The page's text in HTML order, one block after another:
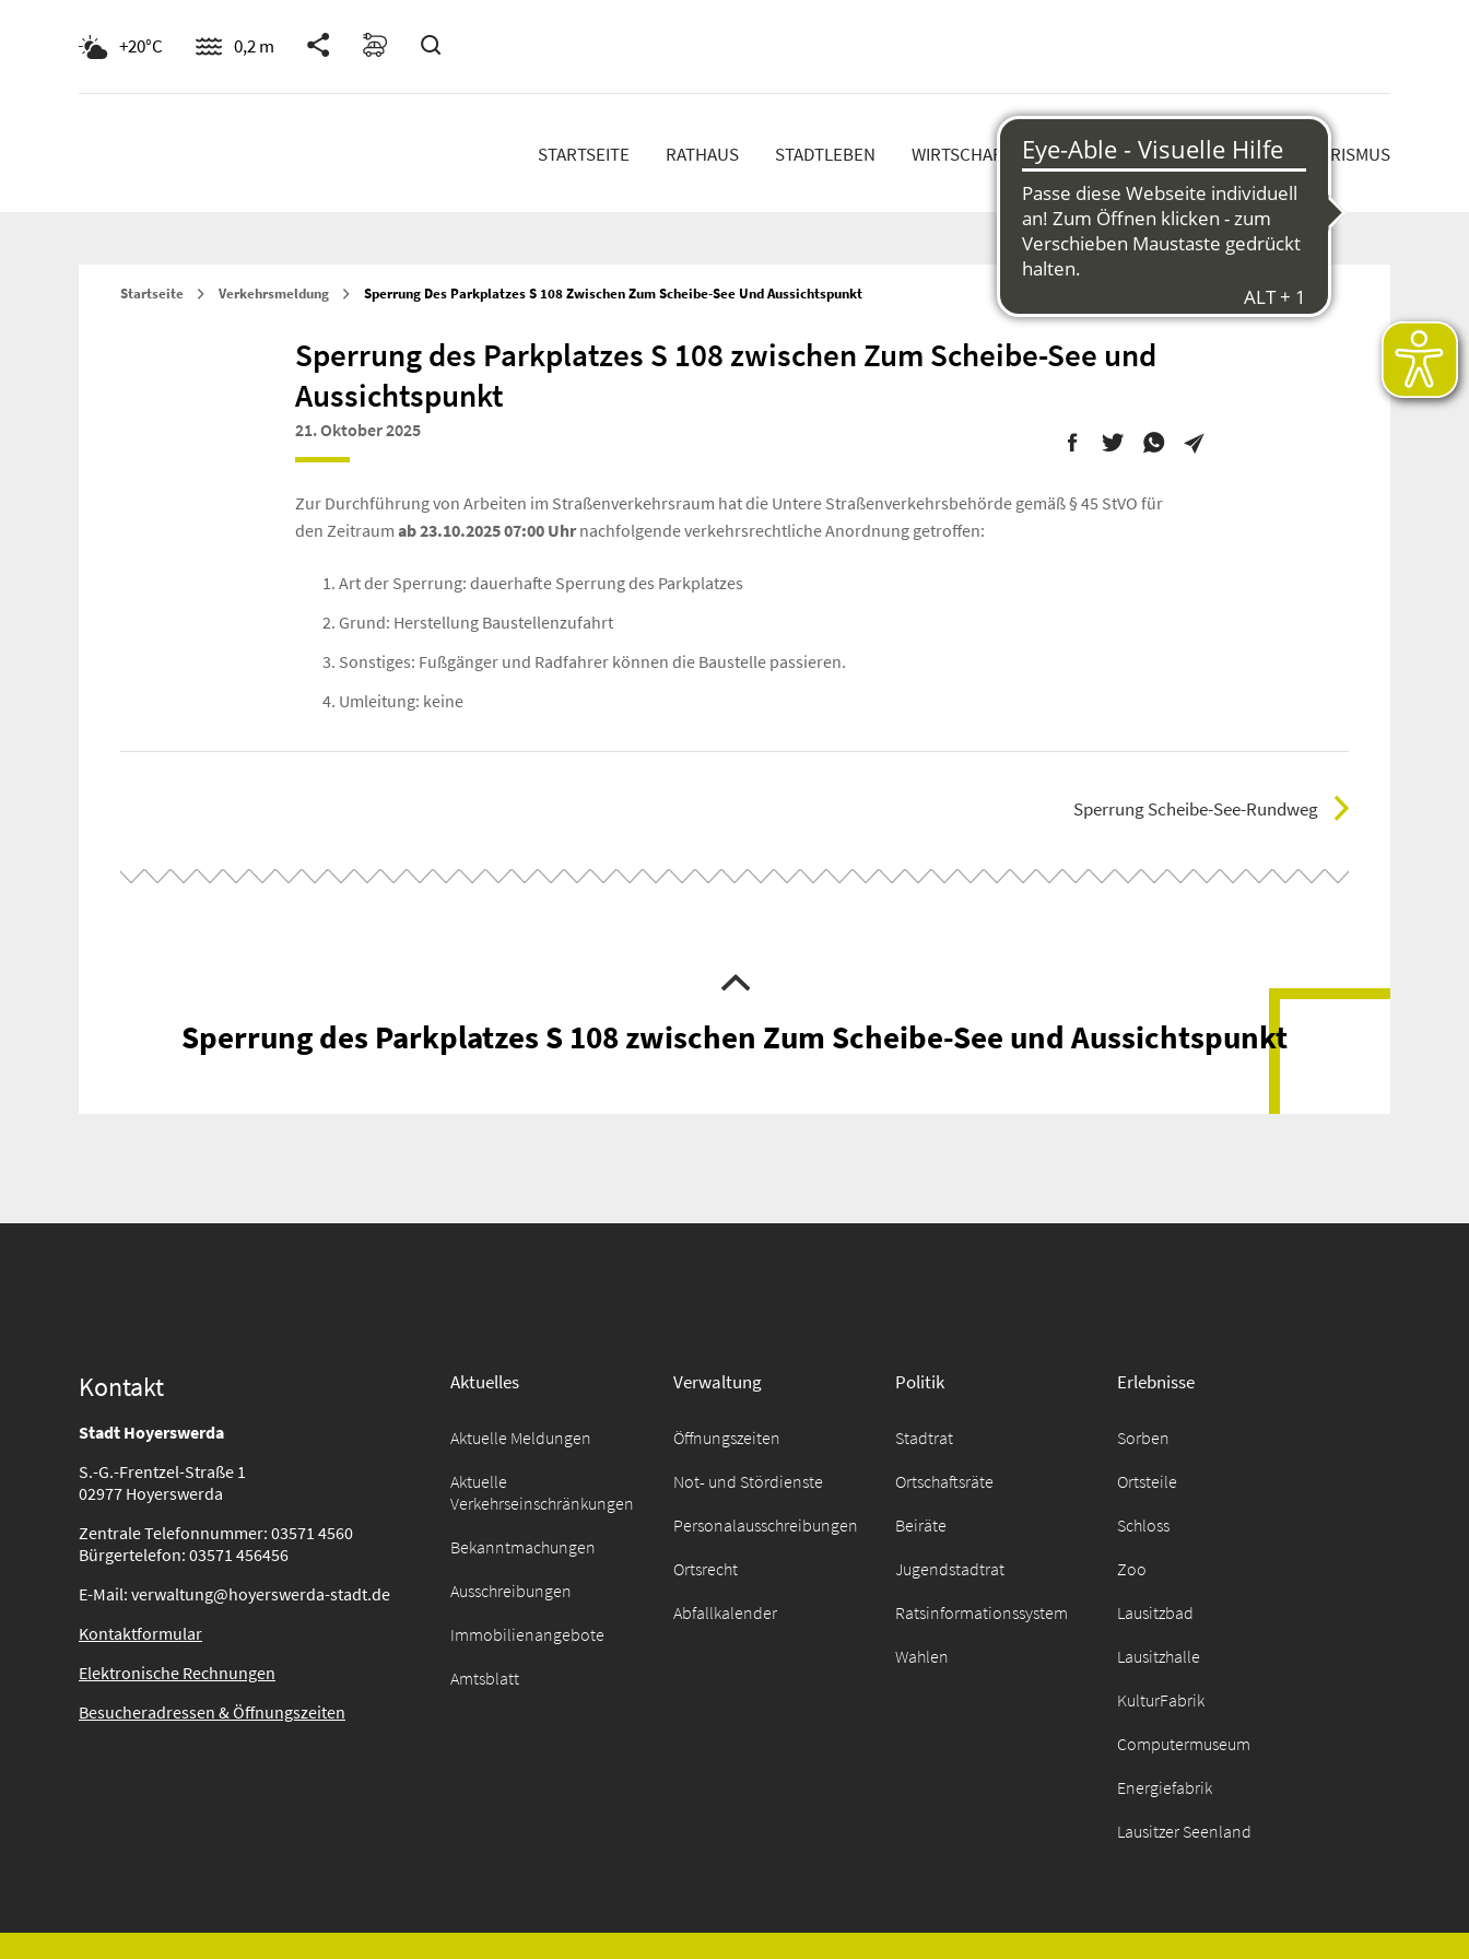
+20°C 0,2 m
STARTSEITE RATHAUS STADTLEBEN WIRTSCHAFT & STRUKTURWANDEL KULTUR & TOURISMUS
Suche
für:
Startseite Verkehrsmeldung Sperrung Des Parkplatzes S 108 Zwischen Zum Scheibe-See Und Aussichtspunkt
Sperrung des Parkplatzes S 108 zwischen Zum Scheibe-See und
Aussichtspunkt
21. Oktober 2025
Zur Durchführung von Arbeiten im Straßenverkehrsraum hat die Untere Straßenverkehrsbehörde gemäß § 45 StVO für
den Zeitraum ab 23.10.2025 07:00 Uhrnachfolgende verkehrsrechtliche Anordnung getroffen:
Art der Sperrung: dauerhafte Sperrung des Parkplatzes
Grund: Herstellung Baustellenzufahrt
Sonstiges: Fußgänger und Radfahrer können die Baustelle passieren.
Umleitung: keine
Sperrung Scheibe-See-Rundweg
Sperrung des Parkplatzes S 108 zwischen Zum Scheibe-See und Aussichtspunkt
Kontakt
Stadt Hoyerswerda
S.-G.-Frentzel-Straße 1
02977 Hoyerswerda
Zentrale Telefonnummer: 03571 4560
Bürgertelefon: 03571 456456
E-Mail: verwaltung@hoyerswerda-stadt.de
Kontaktformular
Elektronische Rechnungen
Besucheradressen & Öffnungszeiten
Aktuelles
Aktuelle Meldungen
Aktuelle
Verkehrseinschränkungen
Bekanntmachungen
Ausschreibungen
Immobilienangebote
Amtsblatt
Verwaltung
Öffnungszeiten
Not- und Stördienste
Personalausschreibungen
Ortsrecht
Abfallkalender
Politik
Stadtrat
Ortschaftsräte
Beiräte
Jugendstadtrat
Ratsinformationssystem
Wahlen
Erlebnisse
Sorben
Ortsteile
Schloss
Zoo
Lausitzbad
Lausitzhalle
KulturFabrik
Computermuseum
Energiefabrik
Lausitzer Seenland